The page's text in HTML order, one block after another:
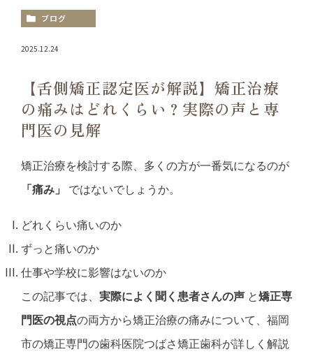
料金
症例紹介
治療の流れ
新着情報
ブログ
ブログ
2025.12.24
【舌側矯正認定医が解説】矯正治療
の痛みはどれくらい？実際の声と専
門医の見解
矯正治療を検討する際、 多くの方が一番気になるのが
「痛み」
ではないでしょうか。
どれくらい痛いのか
ずっと痛いのか
仕事や学校に影響はないのか
この記事では、 実際によく聞く患者さんの声 と矯正専
門医の視点の両方から矯正治療の痛みについて、福岡
市の矯正専門の歯科医院つばさ矯正歯科が詳しく解説